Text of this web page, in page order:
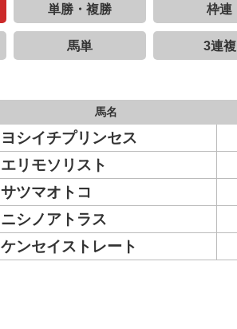
単勝・複勝 枠連
馬単 3連複
馬名
ヨシイチプリンセス
エリモソリスト
サツマオトコ
ニシノアトラス
ケンセイストレート